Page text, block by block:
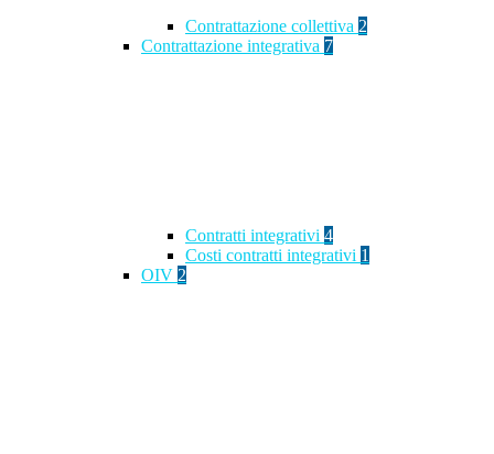
Contrattazione collettiva 2
Contrattazione integrativa 7
Contratti integrativi 4
Costi contratti integrativi 1
OIV 2